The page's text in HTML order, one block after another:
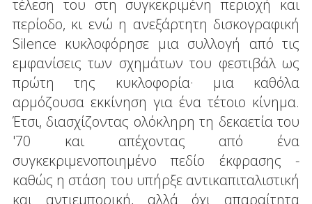
τέλεση του στη συγκεκριμένη περιοχή και
περίοδο, κι ενώ η ανεξάρτητη δισκογραφική
Silence κυκλοφόρησε μια συλλογή από τις
εμφανίσεις των σχημάτων του φεστιβάλ ως
πρώτη της κυκλοφορία· μια καθόλα
αρμόζουσα εκκίνηση για ένα τέτοιο κίνημα.
Έτσι, διασχίζοντας ολόκληρη τη δεκαετία του
'70 και απέχοντας από ένα
συγκεκριμενοποιημένο πεδίο έκφρασης -
καθώς η στάση του υπήρξε αντικαπιταλιστική
και αντιεμπορική, αλλά όχι απαραίτητα